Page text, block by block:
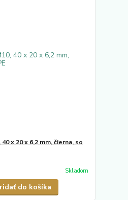
x 20 x 6,2 mm, čierna, so
Skladom
do košíka